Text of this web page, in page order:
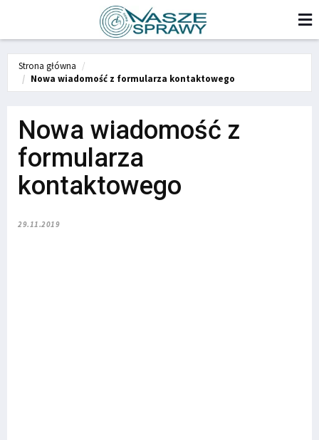
Strona główna
Nowa wiadomość z formularza kontaktowego
Nowa wiadomość z
formularza
kontaktowego
29.11.2019